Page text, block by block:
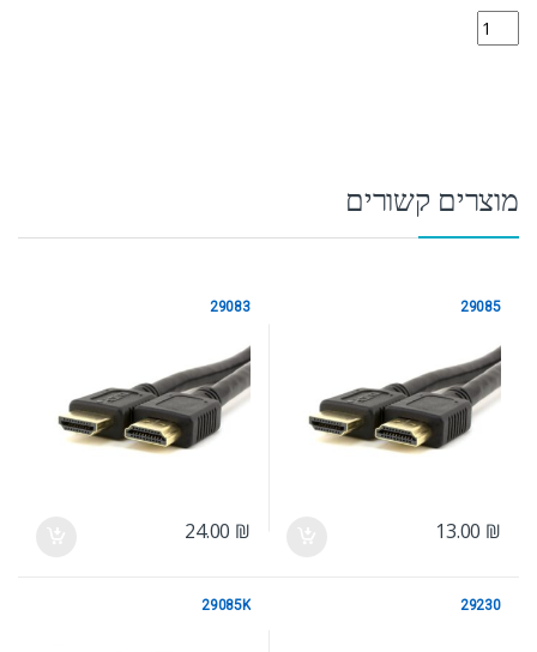
29115K quantity
מוצרים קשורים
HDMI
29085
13.00 ₪
HDMI
29083
24.00 ₪
29230
29085K